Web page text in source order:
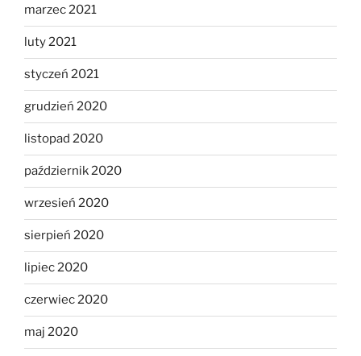
marzec 2021
luty 2021
styczeń 2021
grudzień 2020
listopad 2020
październik 2020
wrzesień 2020
sierpień 2020
lipiec 2020
czerwiec 2020
maj 2020